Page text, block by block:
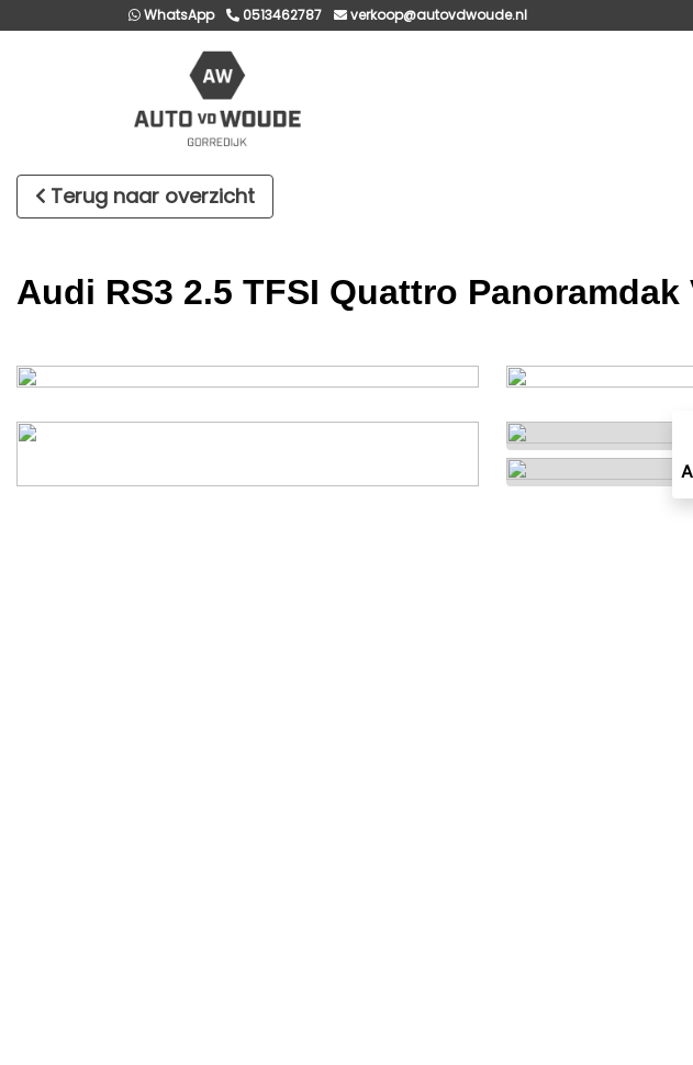
WhatsApp 0513462787 verkoop@autovdwoude.nl
Terug naar overzicht
Audi RS3 2.5 TFSI Quattro